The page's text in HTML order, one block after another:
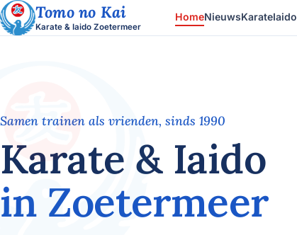
Tomo no Kai
Karate & Iaido Zoetermeer
HomeNieuwsKarateIaido
Samen trainen als vrienden, sinds 1990
Karate & Iaido
in Zoetermeer